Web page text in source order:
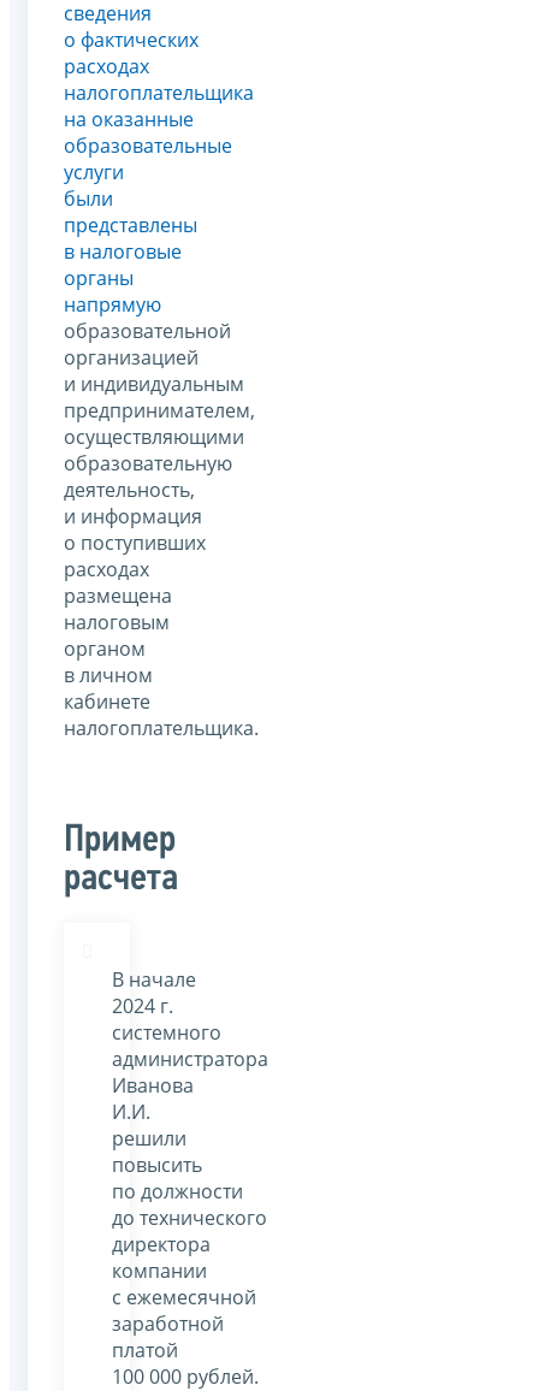
сведения
о фактических
расходах
налогоплательщика
на оказанные
образовательные
услуги
были
представлены
в налоговые
органы
напрямую
образовательной
организацией
и индивидуальным
предпринимателем,
осуществляющими
образовательную
деятельность,
и информация
о поступивших
расходах
размещена
налоговым
органом
в личном
кабинете
налогоплательщика.
Пример
расчета
В начале
2024 г.
системного
администратора
Иванова
И.И.
решили
повысить
по должности
до технического
директора
компании
с ежемесячной
заработной
платой
100 000 рублей.